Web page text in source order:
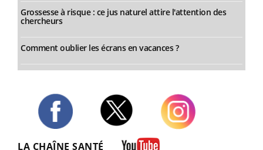
Grossesse à risque : ce jus naturel attire l'attention des
chercheurs
Comment oublier les écrans en vacances ?